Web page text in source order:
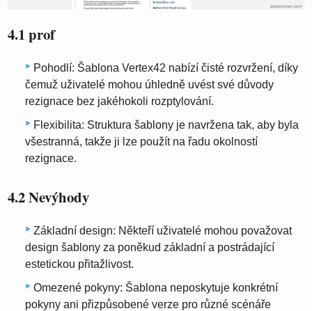
4.1 prof
Pohodlí: Šablona Vertex42 nabízí čisté rozvržení, díky
čemuž uživatelé mohou úhledně uvést své důvody
rezignace bez jakéhokoli rozptylování.
Flexibilita: Struktura šablony je navržena tak, aby byla
všestranná, takže ji lze použít na řadu okolností
rezignace.
4.2 Nevýhody
Základní design: Někteří uživatelé mohou považovat
design šablony za poněkud základní a postrádající
estetickou přitažlivost.
Omezené pokyny: Šablona neposkytuje konkrétní
pokyny ani přizpůsobené verze pro různé scénáře